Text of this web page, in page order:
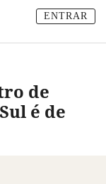
ENTRAR
de
é de